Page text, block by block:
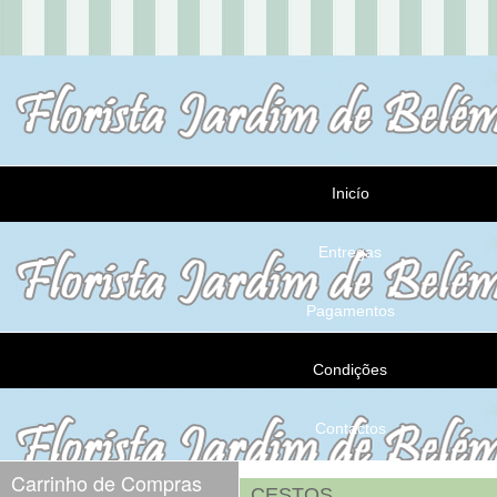
Inicío
Entregas
Pagamentos
Condições
Contactos
Carrinho de Compras